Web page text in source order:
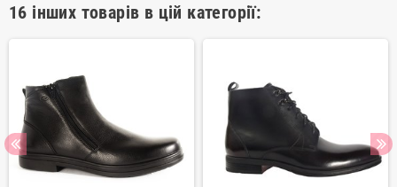
16 інших товарів в цій категорії: